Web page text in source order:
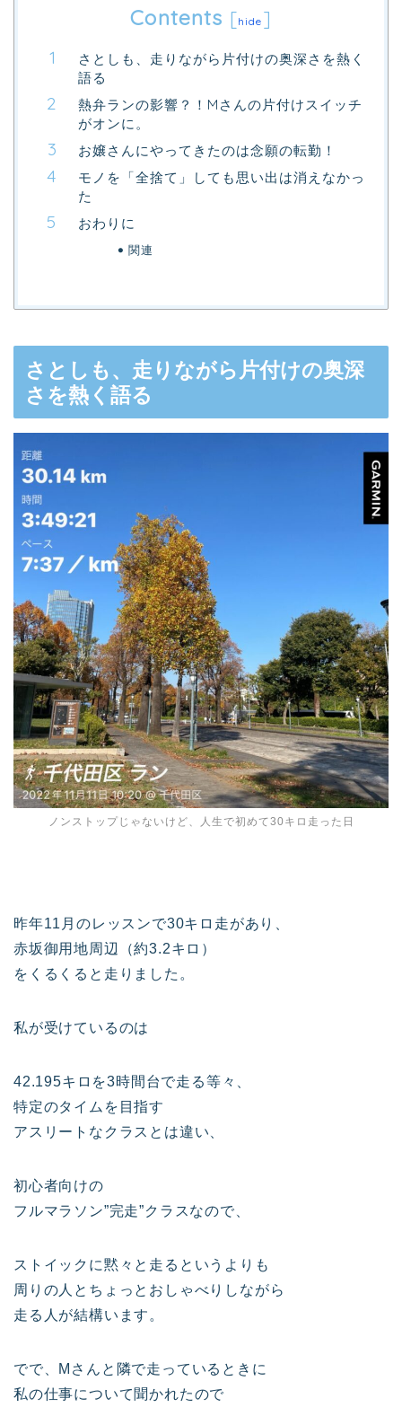
Contents [hide ]
さとしも、走りながら片付けの奥深さを熱く
語る
熱弁ランの影響？！Mさんの片付けスイッチ
がオンに。
お嬢さんにやってきたのは念願の転勤！
モノを「全捨て」しても思い出は消えなかっ
た
おわりに
関連
さとしも、走りながら片付けの奥深
さを熱く語る
ノンストップじゃないけど、人生で初めて30キロ走った日
昨年11月のレッスンで30キロ走があり、
赤坂御用地周辺（約3.2キロ）
をくるくると走りました。
私が受けているのは
42.195キロを3時間台で走る等々、
特定のタイムを目指す
アスリートなクラスとは違い、
初心者向けの
フルマラソン”完走”クラスなので、
ストイックに黙々と走るというよりも
周りの人とちょっとおしゃべりしながら
走る人が結構います。
でで、Mさんと隣で走っているときに
私の仕事について聞かれたので